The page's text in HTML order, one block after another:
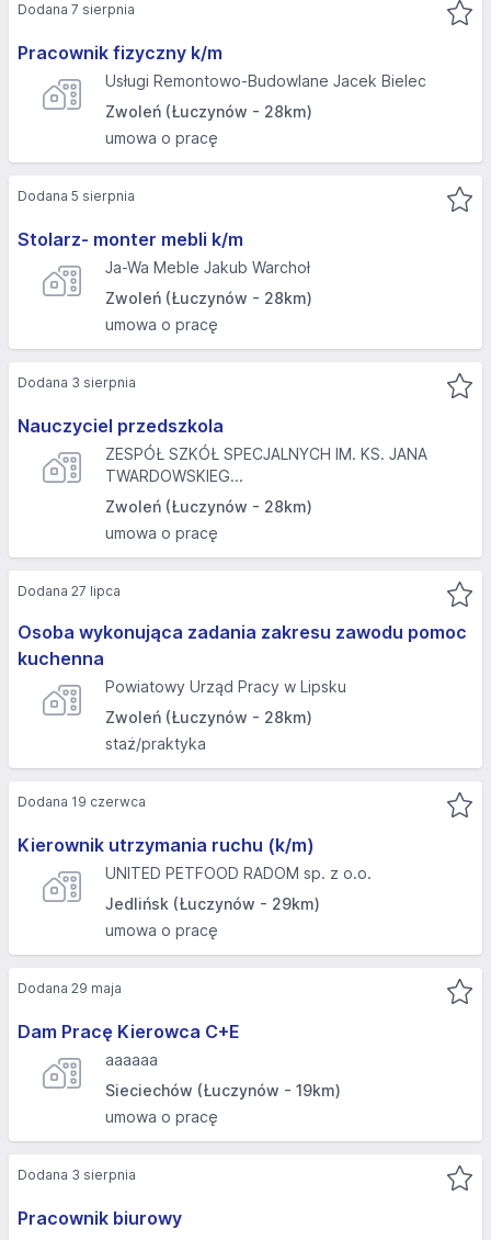
Pracownik fizyczny k/m
Usługi Remontowo-Budowlane Jacek Bielec
Zwoleń (Łuczynów - 28km)
umowa o pracę
Dodana 7 sierpnia
Stolarz- monter mebli k/m
Ja-Wa Meble Jakub Warchoł
Zwoleń (Łuczynów - 28km)
umowa o pracę
Dodana 5 sierpnia
Nauczyciel przedszkola
ZESPÓŁ SZKÓŁ SPECJALNYCH IM. KS. JANA
TWARDOWSKIEG...
Zwoleń (Łuczynów - 28km)
umowa o pracę
Dodana 3 sierpnia
Osoba wykonująca zadania zakresu zawodu pomoc
kuchenna
Powiatowy Urząd Pracy w Lipsku
Zwoleń (Łuczynów - 28km)
staż/praktyka
Dodana 27 lipca
Kierownik utrzymania ruchu (k/m)
UNITED PETFOOD RADOM sp. z o.o.
Jedlińsk (Łuczynów - 29km)
umowa o pracę
Dodana 19 czerwca
Dam Pracę Kierowca C+E
aaaaaa
Sieciechów (Łuczynów - 19km)
umowa o pracę
Dodana 29 maja
Pracownik biurowy
Dodana 3 sierpnia